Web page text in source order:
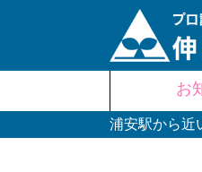
content
お
浦安駅から近